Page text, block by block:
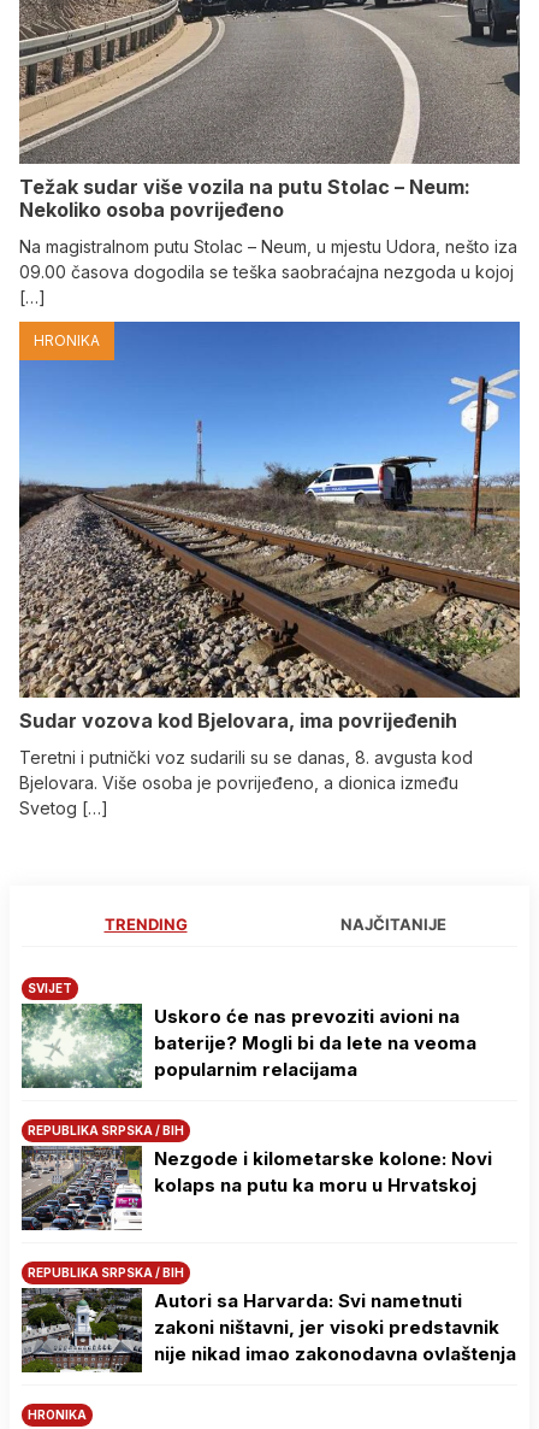
Težak sudar više vozila na putu Stolac – Neum:
Nekoliko osoba povrijeđeno
Na magistralnom putu Stolac – Neum, u mjestu Udora, nešto iza
09.00 časova dogodila se teška saobraćajna nezgoda u kojoj
[…]
HRONIKA
Sudar vozova kod Bjelovara, ima povrijeđenih
Teretni i putnički voz sudarili su se danas, 8. avgusta kod
Bjelovara. Više osoba je povrijeđeno, a dionica između
Svetog […]
TRENDING NAJČITANIJE
SVIJET
Uskoro će nas prevoziti avioni na
baterije? Mogli bi da lete na veoma
popularnim relacijama
REPUBLIKA SRPSKA / BIH
Nezgode i kilometarske kolone: Novi
kolaps na putu ka moru u Hrvatskoj
REPUBLIKA SRPSKA / BIH
Autori sa Harvarda: Svi nametnuti
zakoni ništavni, jer visoki predstavnik
nije nikad imao zakonodavna ovlaštenja
HRONIKA